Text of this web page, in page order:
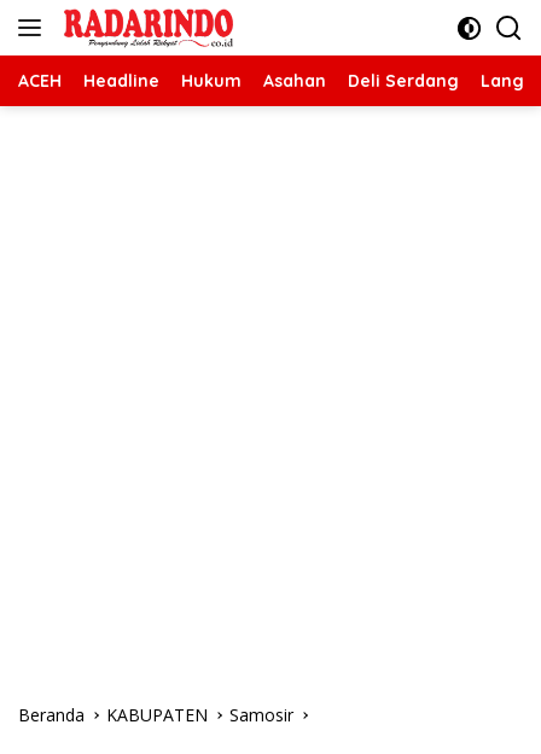
Langsung
ACEH Headline Hukum Asahan Deli Serdang
Beranda KABUPATEN Samosir